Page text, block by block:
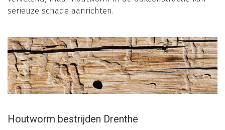
serieuze schade aanrichten.
Houtworm bestrijden Drenthe